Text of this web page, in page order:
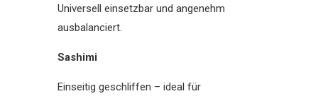
Universell einsetzbar und angenehm
ausbalanciert.
Sashimi
Einseitig geschliffen – ideal für